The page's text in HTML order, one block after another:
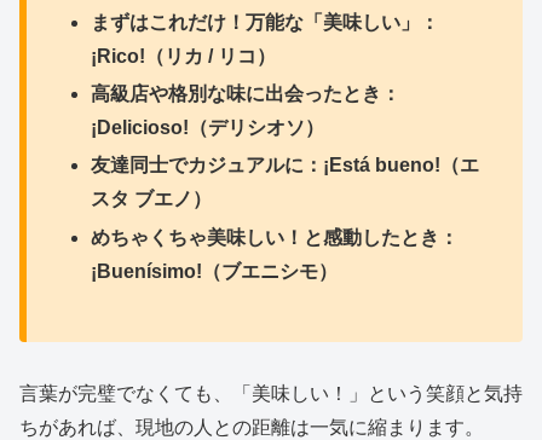
まずはこれだけ！万能な「美味しい」：
¡Rico!（リカ / リコ）
高級店や格別な味に出会ったとき：
¡Delicioso!（デリシオソ）
友達同士でカジュアルに：¡Está bueno!（エ
スタ ブエノ）
めちゃくちゃ美味しい！と感動したとき：
¡Buenísimo!（ブエニシモ）
言葉が完璧でなくても、「美味しい！」という笑顔と気持
ちがあれば、現地の人との距離は一気に縮まります。